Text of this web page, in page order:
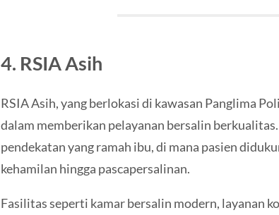
4. RSIA Asih
RSIA Asih, yang berlokasi di kawasan Panglima
dalam memberikan pelayanan bersalin
pendekatan yang ramah ibu, di mana pasien
kehamilan hingga pascapersalinan.
Fasilitas seperti kamar bersalin modern, layanan